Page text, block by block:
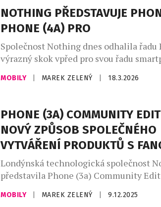
Nothing s vysokým výkonem pro
používání, chytrým softwarem a
spolehlivostí. Ve výbavě nechybí
Glyph Interface, špičkový výkon
NOTHING PŘEDSTAVUJE
PHONE (4A) PRO
Společnost Nothing dnes odhalila řadu
výrazný skok vpřed pro svou řadu
řada Phone (4a) redefinuje segment
kombinuje vytříbený prémiový design,
lodí s pokročilým periskopickým
výkonný procesor Snapdragon.
nejnovějším Nothing OS odráží
přívětivost hardwarového designu
MOBILY MAREK ZELENÝ 18.3.2026
PHONE (3A) COMMUNITY
NOVÝ ZPŮSOB SPOLEČNÉHO
VYTVÁŘENÍ PRODUKTŮ S
Londýnská technologická společnost
představila Phone (3a) Community
výsledek svého nejnovějšího projektu
Edition. Jedná se o iniciativu zaměřenou
MOBILY MAREK ZELENÝ 9.12.2025